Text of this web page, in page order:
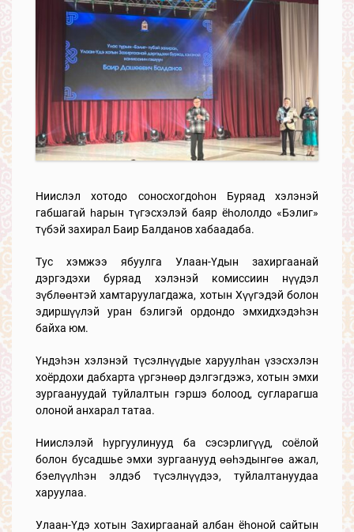
Ниислэл хотодо соносхогдоһон Буряад хэлэнэй
габшагай һарын түгэсхэлэй баяр ёһололдо «Бэлиг»
түбэй захирал Баир Балданов хабаадаба.
Тус хэмжээ ябуулга Улаан-Үдын захиргаанай
дэргэдэхи буряад хэлэнэй комиссиин нүүдэл
зүблөөнтэй хамтаруулагдажа, хотын Хүүгэдэй болон
эдиршүүлэй уран бэлигэй ордондо эмхидхэдэһэн
байха юм.
Үндэһэн хэлэнэй түсэлнүүдые харуулһан үзэсхэлэн
хоёрдохи дабхарта үргэнөөр дэлгэгдэжэ, хотын эмхи
зургаануудай туйлалтын гэршэ болоод, сугларагша
олоной анхарал татаа.
Ниислэлэй һургуулинууд ба сэсэрлигүүд, соёлой
болон бусадшье эмхи зургаанууд өөһэдынгөө ажал,
бэелүүлһэн элдэб түсэлнүүдээ, туйлалтануудаа
харуулаа.
Улаан-Үдэ хотын Захиргаанай албан ёһоной сайтын